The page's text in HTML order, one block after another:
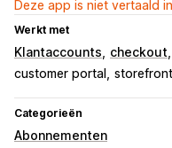
Deze app is niet vertaald
Werkt met
Klantaccounts checkout
customer portal
storefront
Categorieën
Abonnementen